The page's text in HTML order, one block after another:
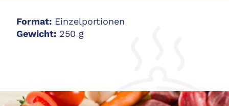
Format: Einzelportionen
Gewicht: 250 g